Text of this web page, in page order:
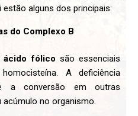
alguns dos principais:
do Complexo B
ácido fólico são essenciais
A deficiência
a conversão em outras
acúmulo no organismo.